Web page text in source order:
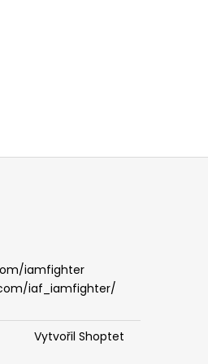
iamfighter
iaf_iamfighter/
Vytvořil Shoptet